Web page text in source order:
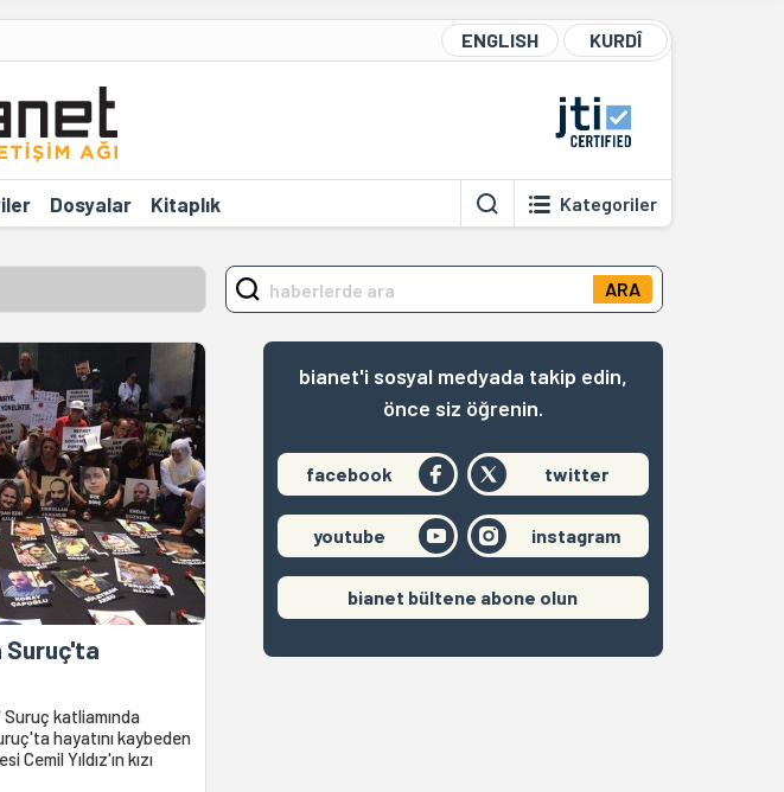
ENGLISH KURDÎ
Dosyalar Kitaplık Kategoriler
Suruç'ta
katliamında
hayatını kaybeden
Yıldız'ın kızı
ARA
bianet'i sosyal medyada takip edin,
önce siz öğrenin.
facebook twitter
youtube instagram
bianet bültene abone olun